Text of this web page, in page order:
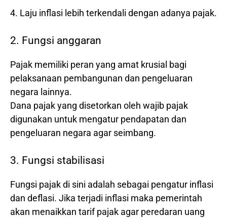
4. Laju inflasi lebih terkendali dengan adanya pajak.
2. Fungsi anggaran
Pajak memiliki peran yang amat krusial bagi
pelaksanaan pembangunan dan pengeluaran
negara lainnya.
Dana pajak yang disetorkan oleh wajib pajak
digunakan untuk mengatur pendapatan dan
pengeluaran negara agar seimbang.
3. Fungsi stabilisasi
Fungsi pajak di sini adalah sebagai pengatur inflasi
dan deflasi. Jika terjadi inflasi maka pemerintah
akan menaikkan tarif pajak agar peredaran uang